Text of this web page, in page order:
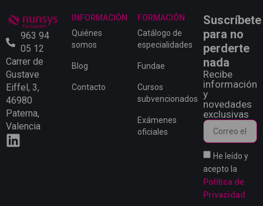
963 94
05 12
Carrer de
Gustave
Eiffel, 3,
46980
Paterna,
Valencia
INFORMACIÓN
Quiénes
somos
Blog
Contacto
FORMACIÓN
Catálogo de
especialidades
Fundae
Cursos
subvencionados
Exámenes
oficiales
Suscríbete
para no
perderte
nada
Recibe
información
y
novedades
exclusivas
He leído y
acepto la
Política de
Privacidad